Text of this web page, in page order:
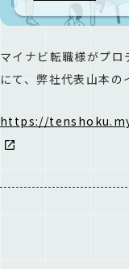
マイナビ転職様がプロ
にて、弊社代表山本の
https://